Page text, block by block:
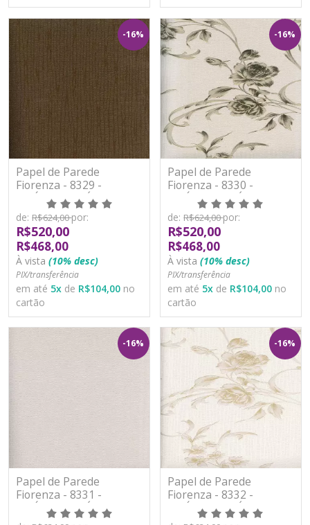
-16%
Papel de Parede
Fiorenza - 8329 -
VINÍLICO LAVÁVEL
de: R$624,00por:
R$520,00
R$468,00
À vista (10% desc)
PIX/transferência
em até 5x de R$104,00 no
cartão
-16%
Papel de Parede
Fiorenza - 8330 -
VINÍLICO LAVÁVEL
de: R$624,00por:
R$520,00
R$468,00
À vista (10% desc)
PIX/transferência
em até 5x de R$104,00 no
cartão
-16%
Papel de Parede
Fiorenza - 8331 -
VINÍLICO LAVÁVEL
-16%
Papel de Parede
Fiorenza - 8332 -
VINÍLICO LAVÁVEL